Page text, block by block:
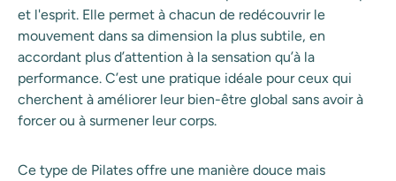
et l'esprit. Elle permet à chacun de redécouvrir le
mouvement dans sa dimension la plus subtile, en
accordant plus d’attention à la sensation qu’à la
performance. C’est une pratique idéale pour ceux qui
cherchent à améliorer leur bien-être global sans avoir à
forcer ou à surmener leur corps.
Ce type de Pilates offre une manière douce mais